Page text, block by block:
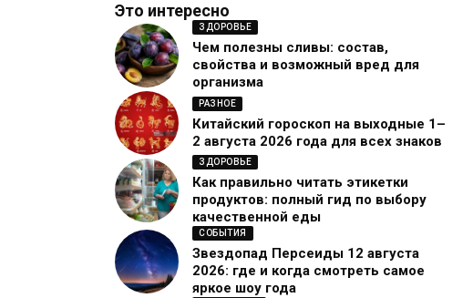
Это интересно
ЗДОРОВЬЕ
Чем полезны сливы: состав,
свойства и возможный вред для
организма
РАЗНОЕ
Китайский гороскоп на выходные 1–
2 августа 2026 года для всех знаков
ЗДОРОВЬЕ
Как правильно читать этикетки
продуктов: полный гид по выбору
качественной еды
СОБЫТИЯ
Звездопад Персеиды 12 августа
2026: где и когда смотреть самое
яркое шоу года